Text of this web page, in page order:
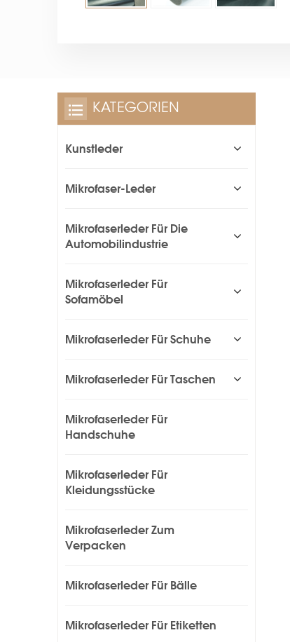
KATEGORIEN
Kunstleder
Mikrofaser-Leder
Mikrofaserleder Für Die
Automobilindustrie
Mikrofaserleder Für
Sofamöbel
Mikrofaserleder Für Schuhe
Mikrofaserleder Für Taschen
Mikrofaserleder Für
Handschuhe
Mikrofaserleder Für
Kleidungsstücke
Mikrofaserleder Zum
Verpacken
Mikrofaserleder Für Bälle
Mikrofaserleder Für Etiketten